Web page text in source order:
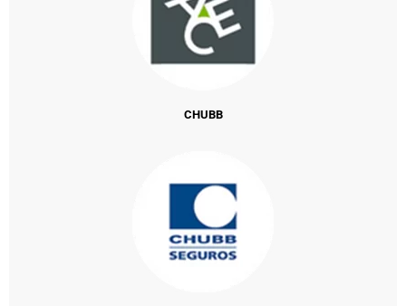
CHUBB